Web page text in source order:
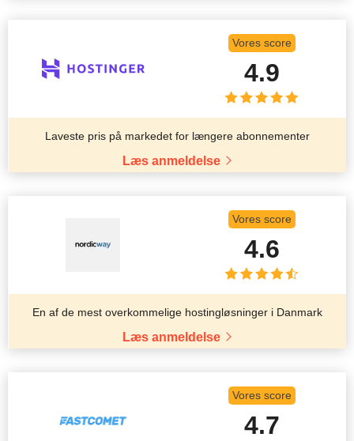
Vores score
4.9
Laveste pris på markedet for længere abonnementer
Læs anmeldelse
Vores score
4.6
En af de mest overkommelige hostingløsninger i Danmark
Læs anmeldelse
Vores score
4.7